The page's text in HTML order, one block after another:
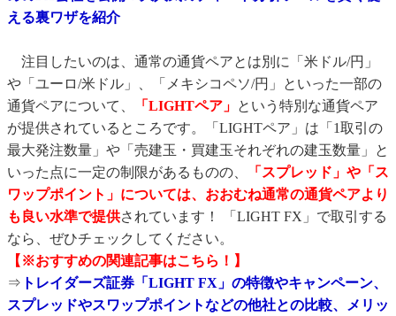
える裏ワザを紹介
注目したいのは、通常の通貨ペアとは別に「米ドル/円」
や「ユーロ/米ドル」、「メキシコペソ/円」といった一部の
通貨ペアについて、
「LIGHTペア」 という特別な通貨ペア
が提供されているところです。「LIGHTペア」は「1取引の
最大発注数量」や「売建玉・買建玉それぞれの建玉数量」と
いった点に一定の制限があるものの、
「スプレッド」や「ス
ワップポイント」については、おおむね通常の通貨ペアより
も良い水準で提供されています！ 「LIGHT FX」で取引する
なら、ぜひチェックしてください。
【※おすすめの関連記事はこちら！】
⇒ トレイダーズ証券「LIGHT FX」の特徴やキャンペーン、
スプレッドやスワップポイントなどの他社との比較、メリッ